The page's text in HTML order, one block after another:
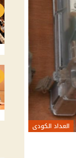
العداد الكودى